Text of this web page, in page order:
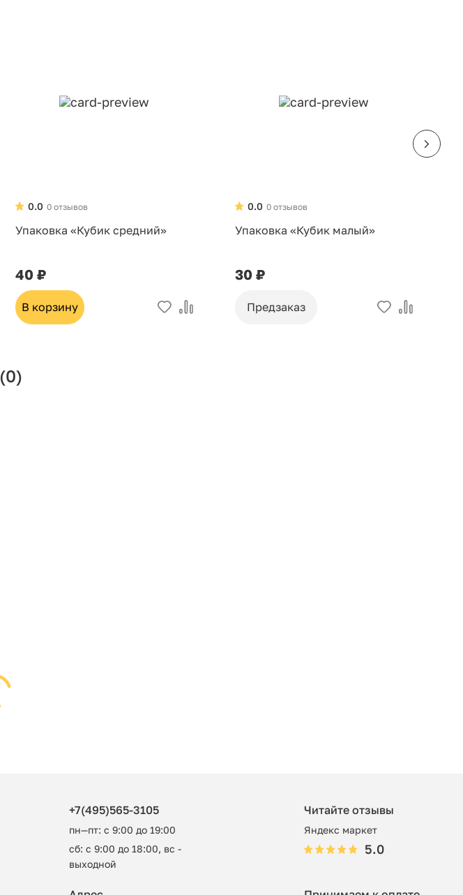
0 отзывов
0.0
Упаковка «Кубик средний»
40 ₽
В корзину
0 отзывов
0.0
Упаковка «Кубик малый»
30 ₽
Предзаказ
(0)
+7(495)565-3105
пн—пт: с 9:00 до 19:00
сб: с 9:00 до 18:00, вс -
выходной
Читайте отзывы
Яндекс маркет
5.0